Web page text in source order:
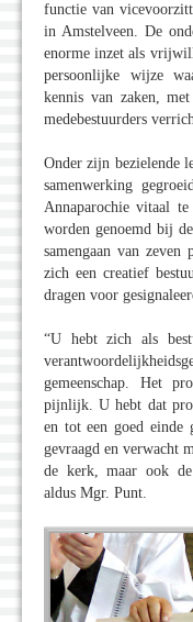
functie van
in Amstelveen. De
enorme inzet als
persoonlijke wijze
kennis van zaken,
medebestuurders
Onder zijn bezielende
samenwerking
Annaparochie vitaal
worden genoemd bij
samengaan van
zich een creatief
dragen voor
“U hebt zich als
gemeenschap. Het
pijnlijk. U hebt dat
en tot een goed einde
gevraagd en verwacht
de kerk, maar ook de
aldus Mgr. Punt.